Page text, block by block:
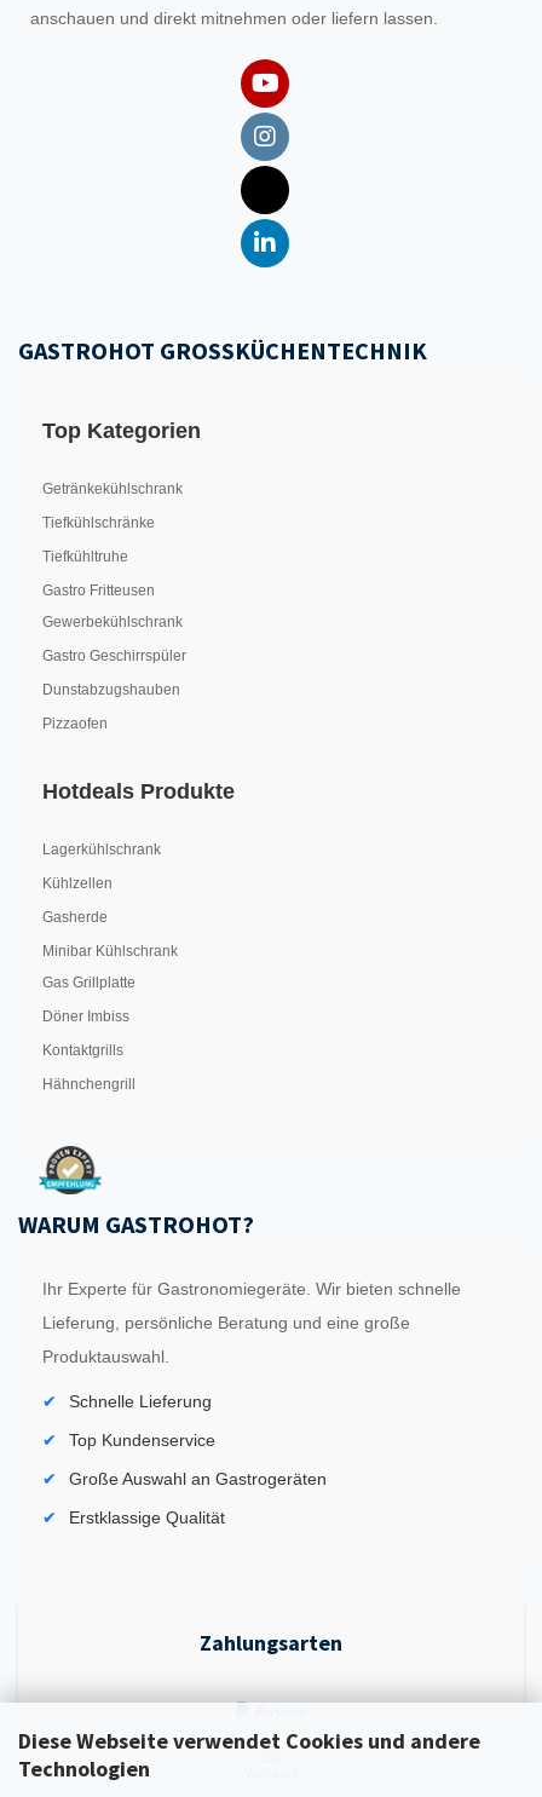
Diese Webseite verwendet Cookies und andere
Technologien
anschauen und direkt mitnehmen oder liefern lassen.
GASTROHOT GROSSKÜCHENTECHNIK
Top Kategorien
Getränkekühlschrank
Tiefkühlschränke
Tiefkühltruhe
Gastro Fritteusen
Gewerbekühlschrank
Gastro Geschirrspüler
Dunstabzugshauben
Pizzaofen
Hotdeals Produkte
Lagerkühlschrank
Kühlzellen
Gasherde
Minibar Kühlschrank
Gas Grillplatte
Döner Imbiss
Kontaktgrills
Hähnchengrill
WARUM GASTROHOT?
Ihr Experte für Gastronomiegeräte. Wir bieten schnelle
Lieferung, persönliche Beratung und eine große
Produktauswahl.
Schnelle Lieferung
Top Kundenservice
Große Auswahl an Gastrogeräten
Erstklassige Qualität
Zahlungsarten